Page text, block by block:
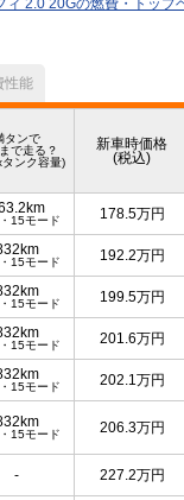
ィ 2.0 20Gの燃費・トップ
性能
タンで
で走る？
タンク容量)
新車時価格
(税込)
15モード 178.5万円
15モード 192.2万円
15モード 199.5万円
15モード 201.6万円
15モード 202.1万円
15モード 206.3万円
- 227.2万円